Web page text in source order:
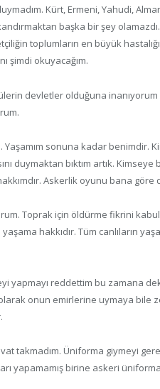
Kürt, Ermeni, Yahudi,
başka bir şey
toplumların en büyük
şimdi okuyacağım.
devletler olduğuna
Yaşamım sonuna kadar benimdir.
duymaktan bıktım artık.
Askerlik oyunu bana
Toprak için öldürme fikrini
hakkıdır. Tüm canlıların
yapmayı reddettim bu zamana
onun emirlerine uymaya
takmadım. Üniforma giymeyi
yapamamış birine askeri